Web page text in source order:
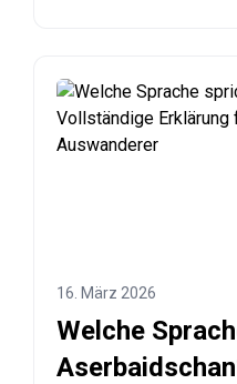
den USA und anderen
Aserbaidschan.
16. März 2026
Welche